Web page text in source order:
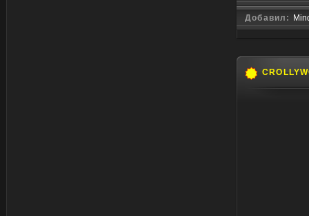
Добавил: